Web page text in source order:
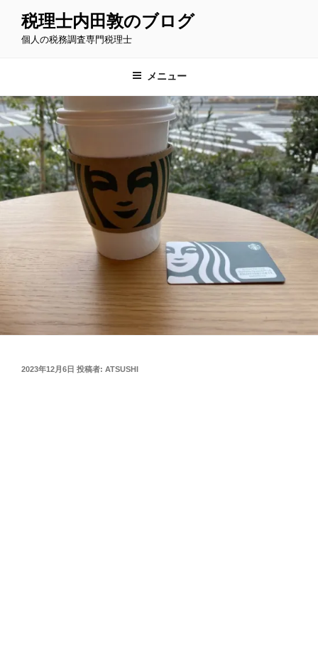
ス
キ
ッ
プ
税理士内田敦のブログ
個人の税務調査専門税理士
メニュー
投
2023年12月6日 投稿者: ATSUSHI